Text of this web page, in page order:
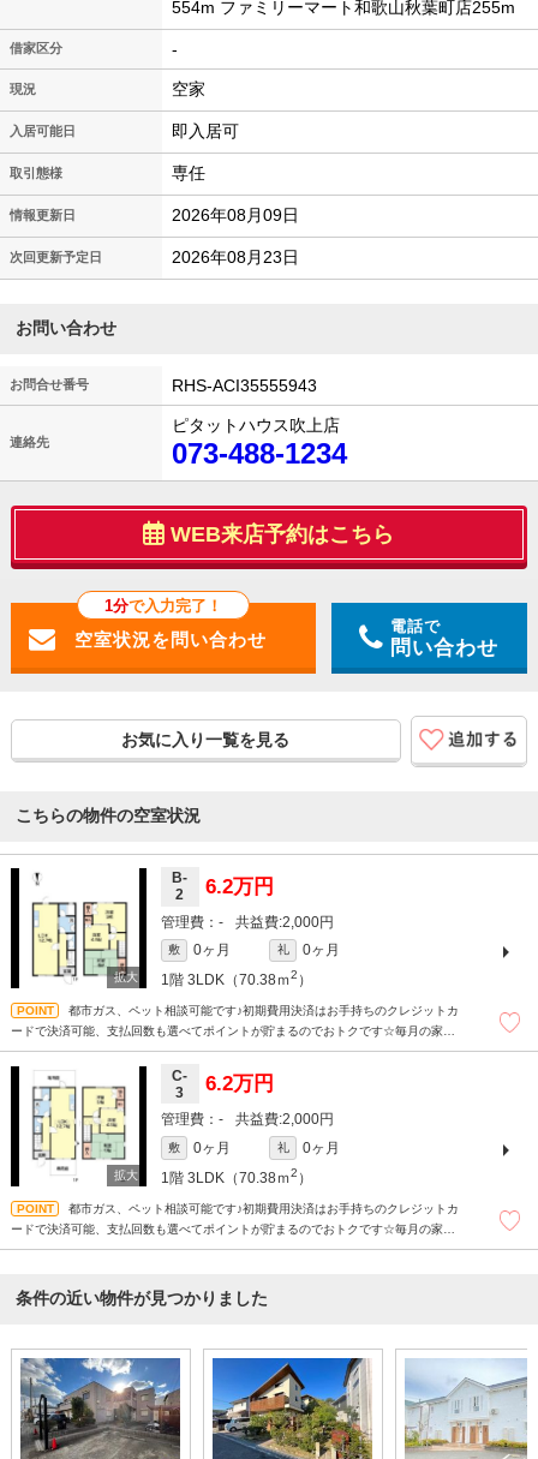
554m ファミリーマート和歌山秋葉町店255m
借家区分 -
現況 空家
入居可能日 即入居可
取引態様 専任
情報更新日 2026年08月09日
次回更新予定日 2026年08月23日
お問い合わせ
お問合せ番号 RHS-ACI35555943
連絡先
ピタットハウス吹上店
073-488-1234
WEB来店予約はこちら
1分で入力完了！
電話で
問い合わせ
お気に入り一覧を見る
こちらの物件の空室状況
B-
2
6.2万円
- 2,000円
敷 0ヶ月 礼
0ヶ月
1階 3LDK（70.38ｍ2 ）
都市ガス、ペット相談可能です♪初期費用決済はお手持ちのクレジットカ
ードで決済可能、支払回数も選べてポイントが貯まるのでおトクです☆毎月の家賃
す。
C-
3
6.2万円
- 2,000円
敷 0ヶ月 礼
0ヶ月
1階 3LDK（70.38ｍ2 ）
都市ガス、ペット相談可能です♪初期費用決済はお手持ちのクレジットカ
ードで決済可能、支払回数も選べてポイントが貯まるのでおトクです☆毎月の家賃
条件の近い物件が見つかりました